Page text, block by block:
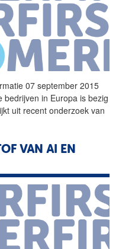
07 september 2015
in Europa is bezig
uit recent onderzoek van
VAN AI EN